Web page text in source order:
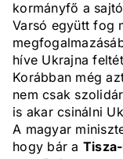
kormányfő a
Varsó együtt fog
híve Ukrajna
Korábban még
nem csak
is akar csinálni
A magyar
hogy bár a